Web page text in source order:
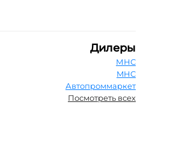
Дилеры
МНС
MHC
Автопроммаркет
Посмотреть всех